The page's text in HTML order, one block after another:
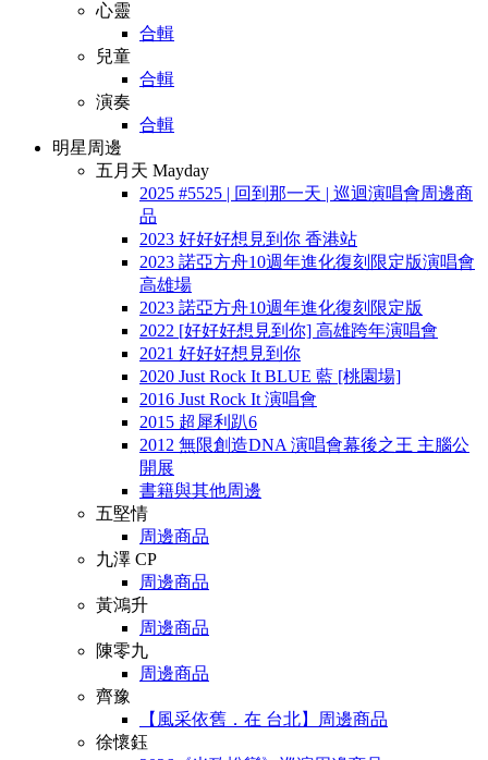
心靈
合輯
兒童
合輯
演奏
合輯
明星周邊
五月天 Mayday
2025 #5525 | 回到那一天 | 巡迴演唱會周邊商
品
2023 好好好想見到你 香港站
2023 諾亞方舟10週年進化復刻限定版演唱會
高雄場
2023 諾亞方舟10週年進化復刻限定版
2022 [好好好想見到你] 高雄跨年演唱會
2021 好好好想見到你
2020 Just Rock It BLUE 藍 [桃園場]
2016 Just Rock It 演唱會
2015 超犀利趴6
2012 無限創造DNA 演唱會幕後之王 主腦公
開展
書籍與其他周邊
五堅情
周邊商品
九澤 CP
周邊商品
黃鴻升
周邊商品
陳零九
周邊商品
齊豫
【風采依舊．在 台北】周邊商品
徐懷鈺